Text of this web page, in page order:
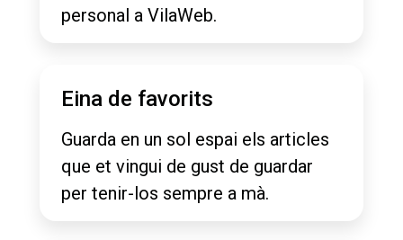
personal a VilaWeb.
Eina de favorits
Guarda en un sol espai els articles
que et vingui de gust de guardar
per tenir-los sempre a mà.